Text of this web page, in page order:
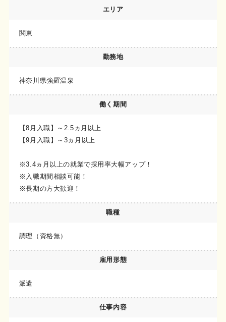
エリア
関東
勤務地
神奈川県強羅温泉
働く期間
【8月入職】～2.5ヵ月以上
【9月入職】～3ヵ月以上
※3.4ヵ月以上の就業で採用率大幅アップ！
※入職期間相談可能！
※長期の方大歓迎！
職種
調理（資格無）
雇用形態
派遣
仕事内容